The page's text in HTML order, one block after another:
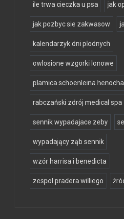
ile trwa cieczka u psa jak
jak pozbyc sie zakwasow
kalendarzyk dni plodnych
owlosione wzgorki lonowe
plamica schoenleina henocha
rabczański zdrój medical spa
sennik wypadajace zeby
wypadający ząb sennik
wzór harrisa i benedicta
zespol pradera williego